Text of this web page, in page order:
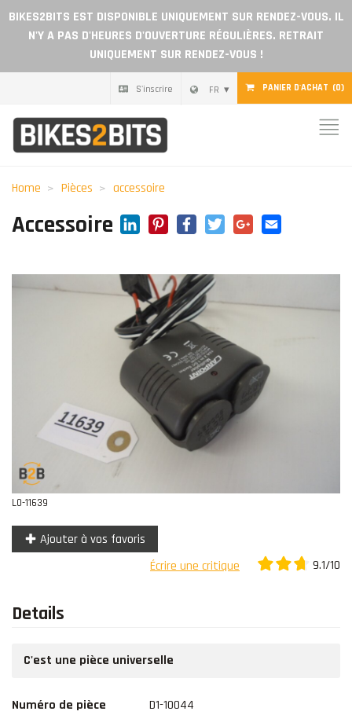
BIKES2BITS EST DISPONIBLE UNIQUEMENT SUR RENDEZ-VOUS. IL
N'Y A PAS D'HEURES D'OUVERTURE RÉGULIÈRES. RETRAIT
UNIQUEMENT SUR RENDEZ-VOUS !
PANIER D'ACHAT (0)
FR
S'inscrire
Pièces
Chèque cadeau
Devenir revendeur
Home Pièces accessoire
Accessoire LinkedIn
Pinterest
Facebook
TwitterGoogle+
L0-11639
Ajouter à vos favoris
Écrire une critique
9.1/10
Details
C'est une pièce universelle
Numéro de pièce
D1-10044